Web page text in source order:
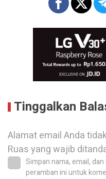
Tinggalkan
Alamat email Anda
Ruas yang wajib
Simpan nama, email,
peramban ini untuk